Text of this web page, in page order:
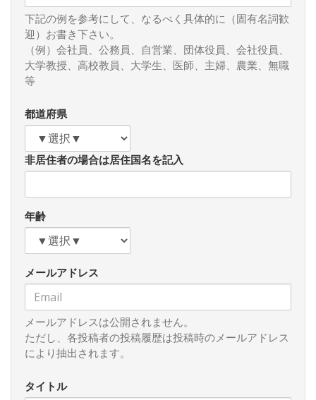
幕した。中国ではこの党大会時に６８歳を超えた党幹部は引
退するという不文律があったが、事前に噂されたようにそん
な取り決めはまるで無かったかのように、すでに今年６月１
５日には６９歳になっていた習近平氏の中国共産党総書記続
投がこれまたシャン・シャン・シャンと決まったという。こ
れこそがすでにして「事大主義」であり、今後少なくとも５
れた「事大主義」の時代に突入したと見なければなるまい。
秦の始皇帝から始まり、はるか毛沢東氏に至る数多の「大
王」の時代に類似の「事大主義」時代が再びやってきたのか
もしれない。しかし、中国といえども、いや中国ゆえになお
「一衣帯水」どころかネット世界は地球の距離をゼロにして
いる。ネットルーターを政権が如何に操作しようとも国外の
情報は隔壁を貫通して侵入してくる。習氏は、始皇帝をまね
た独裁政権を永遠に維持するのも、より強固にするのも不可
わたって、米国や日本で教育を受けた多くの知的階層が帰国
して経済市場の中枢を構成しているはずである。彼らは、毛
沢東に首を垂れ続けた習氏の世代の彼らとは別人種だ。
習近平氏は、大王統治の時代はとっくに終わったと知るべ
きである。その意識が無ければ、隣国ロシアのプーチン氏の
ようにピョートル大帝をモデルの事大主義に陥って身を滅ぼ
下記の例を参考にして、なるべく具体的に（固有名詞歓
迎）お書き下さい。
（例）会社員、公務員、自営業、団体役員、会社役員、
大学教授、高校教員、大学生、医師、主婦、農業、無職
等
都道府県
非居住者の場合は居住国名を記入
年齢
メールアドレス
メールアドレスは公開されません。
ただし、各投稿者の投稿履歴は投稿時のメールアドレス
により抽出されます。
タイトル